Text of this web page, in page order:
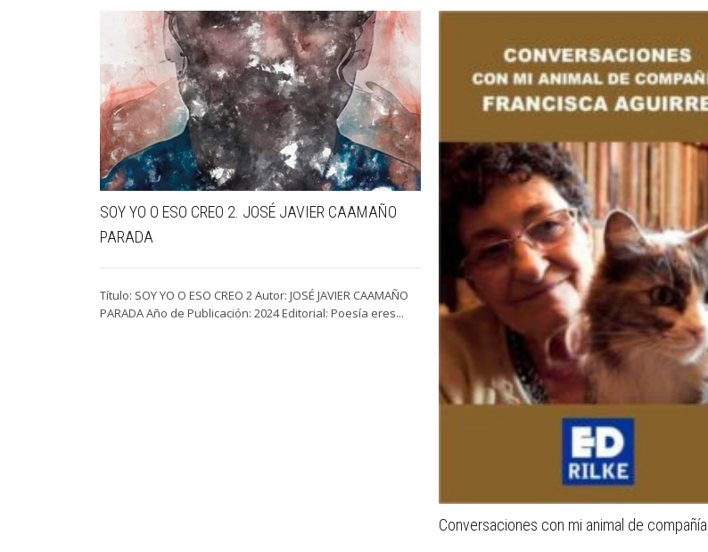
SOY YO O ESO CREO 2. JOSÉ JAVIER CAAMAÑO
PARADA
Título: SOY YO O ESO CREO 2 Autor: JOSÉ JAVIER CAAMAÑO
PARADA Año de Publicación: 2024 Editorial: Poesía eres...
Conversaciones con mi animal de compañía